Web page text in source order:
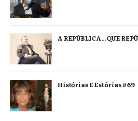
A REPÚBLICA… QUE
Histórias E Estórias #69